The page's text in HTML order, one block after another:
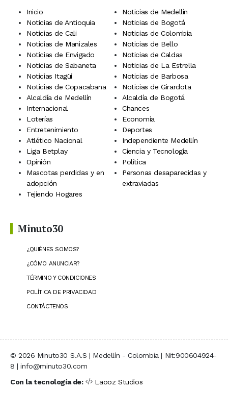
Inicio
Noticias de Medellín
Noticias de Antioquia
Noticias de Bogotá
Noticias de Cali
Noticias de Colombia
Noticias de Manizales
Noticias de Bello
Noticias de Envigado
Noticias de Caldas
Noticias de Sabaneta
Noticias de La Estrella
Noticias Itagüí
Noticias de Barbosa
Noticias de Copacabana
Noticias de Girardota
Alcaldía de Medellín
Alcaldía de Bogotá
Internacional
Chances
Loterías
Economía
Entretenimiento
Deportes
Atlético Nacional
Independiente Medellín
Liga Betplay
Ciencia y Tecnología
Opinión
Política
Mascotas perdidas y en
adopción
Personas desaparecidas y
extraviadas
Tejiendo Hogares
Minuto30
¿QUIÉNES SOMOS?
¿CÓMO ANUNCIAR?
TÉRMINO Y CONDICIONES
POLÍTICA DE PRIVACIDAD
CONTÁCTENOS
© 2026 Minuto30 S.A.S | Medellín - Colombia | Nit:900604924-
8 | info@minuto30.com
Con la tecnología de:
Laooz Studios